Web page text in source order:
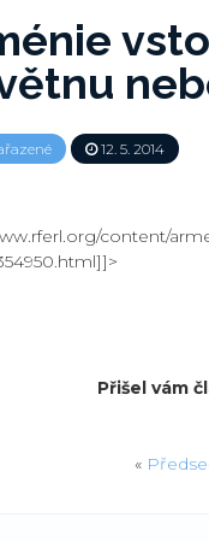
12. 5. 2014
content/
Přišel vám
«